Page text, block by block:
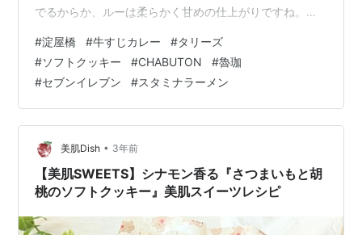
でるからか、ルーは柔らかく甘めの仕上がりですね。口
入ってるので、後から口内に刺激がくる感じはあります
ね。でも激辛ではない。とろっとした食感まで煮込んだ
牛すじは悪くはないが、いかんせん量が少ない。もうち
ょっと入っていて欲しかったです。最近、またランチ物
価の上がった淀屋橋ですが。現時点で、このカレーで
10…
#淀屋橋 #牛すじカレー #タリーズ
#ソフトクッキー #CHABUTON #魯珈
#セブンイレブン #スタミナラーメン
美肌Dish • 3年前
【美肌SWEETS】シナモン香る『さつまいもと胡
桃のソフトクッキー』美肌スイーツレシピ